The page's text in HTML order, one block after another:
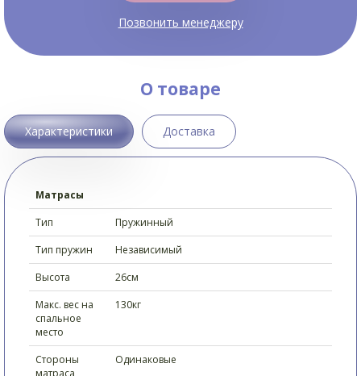
Позвонить менеджеру
О товаре
Характеристики Доставка
Матрасы
Тип
Пружинный
Тип пружин
Независимый
Высота
26см
Макс. вес на
спальное
место
130кг
Стороны
матраса
Одинаковые